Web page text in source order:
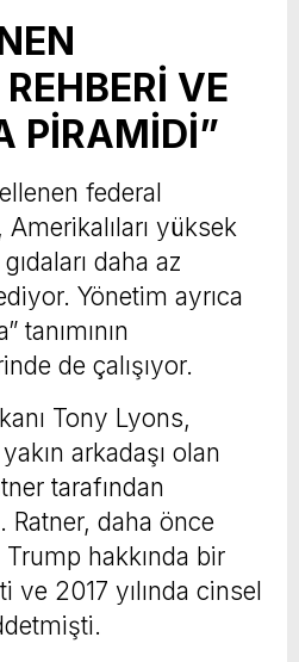
VE
PİRAMİDİ”
federal
yüksek
daha az
Yönetim ayrıca
tanımının
de çalışıyor.
Tony Lyons,
arkadaşı olan
tarafından
Ratner, daha önce
hakkında bir
ve 2017 yılında cinsel